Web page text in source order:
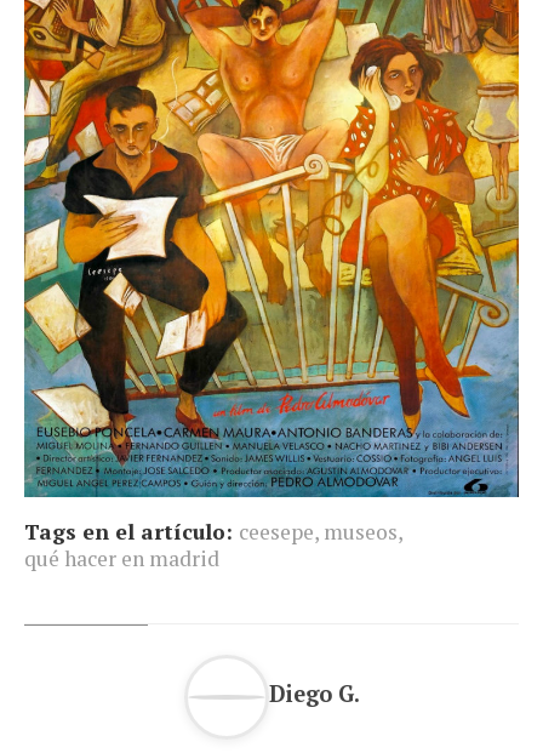
Tags en el artículo: ceesepe, museos,
qué hacer en madrid
Diego G.